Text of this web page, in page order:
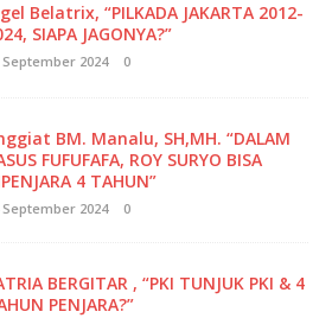
Belatrix, “PILKADA JAKARTA 2012-
SIAPA JAGONYA?”
September 2024 0
BM. Manalu, SH,MH. “DALAM
FUFUFAFA, ROY SURYO BISA
4 TAHUN”
September 2024 0
BERGITAR , “PKI TUNJUK PKI & 4
PENJARA?”